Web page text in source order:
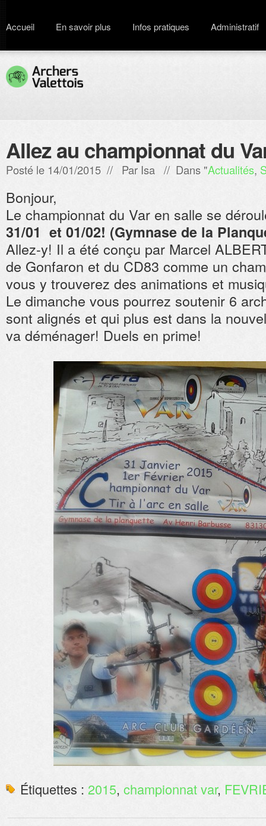
Accueil En savoir plus Infos pratiques Administratif
Allez au championnat du
Posté le 14/01/2015 // Par Isa // Dans "Actualités,
Bonjour,
Le championnat du Var en salle se
31/01 et 01/02! (Gymnase de la
Allez-y! Il a été conçu par Marcel
de Gonfaron et du CD83 comme un
vous y trouverez des animations et
Le dimanche vous pourrez soutenir 6
sont alignés et qui plus est dans la
va déménager! Duels en prime!
Étiquettes : 2015, championnat var,